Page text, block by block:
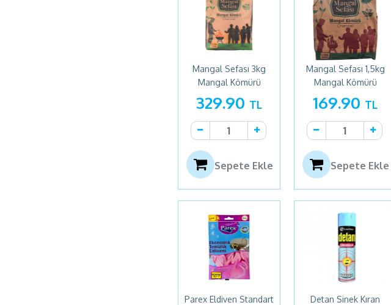
Mangal Sefası 3kg
Mangal Kömürü
329.90 TL
Sepete Ekle
Mangal Sefası 1,5kg
Mangal Kömürü
169.90 TL
Sepete Ekle
Parex Eldiven Standart
Detan Sinek Kıran